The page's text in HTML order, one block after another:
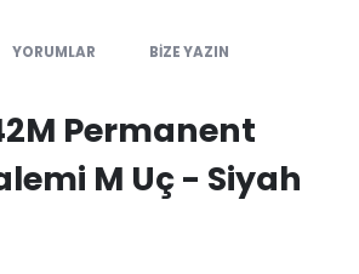
YORUMLAR BIZE YAZIN
Permanent
M Uç - Siyah